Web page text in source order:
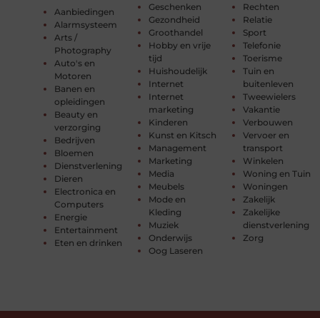
Aanbiedingen
Alarmsysteem
Arts /
Photography
Auto's en
Motoren
Banen en
opleidingen
Beauty en
verzorging
Bedrijven
Bloemen
Dienstverlening
Dieren
Electronica en
Computers
Energie
Entertainment
Eten en drinken
Geschenken
Gezondheid
Groothandel
Hobby en vrije
tijd
Huishoudelijk
Internet
Internet
marketing
Kinderen
Kunst en Kitsch
Management
Marketing
Media
Meubels
Mode en
Kleding
Muziek
Onderwijs
Oog Laseren
Rechten
Relatie
Sport
Telefonie
Toerisme
Tuin en
buitenleven
Tweewielers
Vakantie
Verbouwen
Vervoer en
transport
Winkelen
Woning en Tuin
Woningen
Zakelijk
Zakelijke
dienstverlening
Zorg